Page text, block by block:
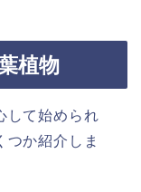
植物
して始められ
つか紹介しま